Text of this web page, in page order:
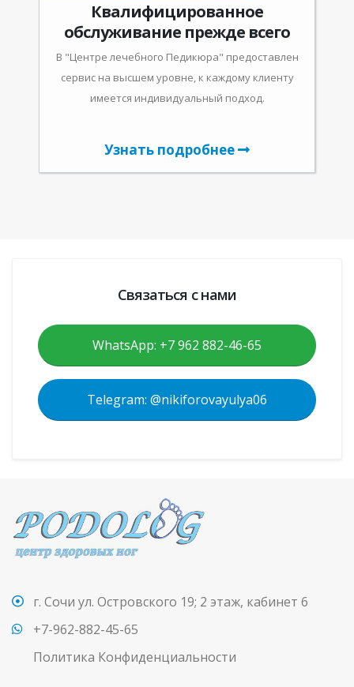
Квалифицированное
обслуживание прежде всего
В "Центре лечебного Педикюра" предоставлен
сервис на высшем уровне, к каждому клиенту
имеется индивидуальный подход.
Узнать подробнее
Связаться с нами
WhatsApp: +7 962 882-46-65
Telegram: @nikiforovayulya06
г. Сочи ул. Островского 19; 2 этаж, кабинет 6
+7-962-882-45-65
Политика Конфиденциальности